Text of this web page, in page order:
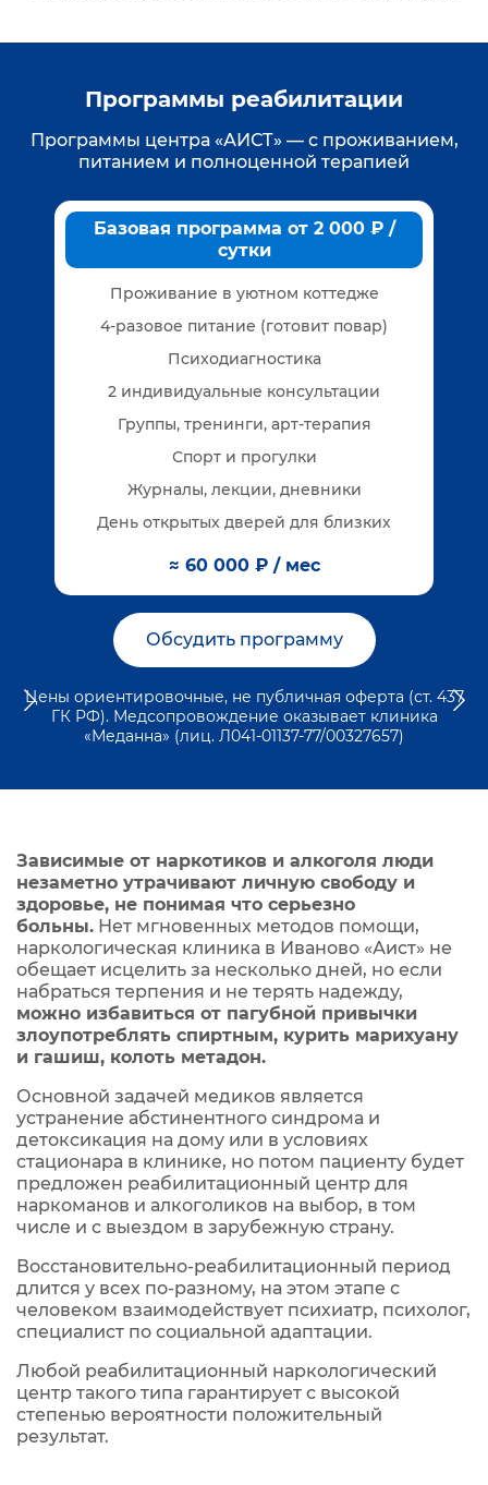
Программы реабилитации
Программы центра «АИСТ» — с проживанием,
питанием и полноценной терапией
Базовая программа от 2 000 ₽ /
сутки
Проживание в уютном коттедже
4-разовое питание (готовит повар)
Психодиагностика
2 индивидуальные консультации
Группы, тренинги, арт-терапия
Спорт и прогулки
Журналы, лекции, дневники
День открытых дверей для близких
≈ 60 000 ₽ / мес
Обсудить программу
Цены ориентировочные, не публичная оферта (ст. 437
ГК РФ). Медсопровождение оказывает клиника
«Меданна» (лиц. Л041-01137-77/00327657)
Зависимые от наркотиков и алкоголя люди
незаметно утрачивают личную свободу и
здоровье, не понимая что серьезно
больны. Нет мгновенных методов помощи,
наркологическая клиника в Иваново «Аист» не
обещает исцелить за несколько дней, но если
набраться терпения и не терять надежду,
можно избавиться от пагубной привычки
злоупотреблять спиртным, курить марихуану
и гашиш, колоть метадон.
Основной задачей медиков является
устранение абстинентного синдрома и
детоксикация на дому или в условиях
стационара в клинике, но потом пациенту будет
предложен реабилитационный центр для
наркоманов и алкоголиков на выбор, в том
числе и с выездом в зарубежную страну.
Восстановительно-реабилитационный период
длится у всех по-разному, на этом этапе с
человеком взаимодействует психиатр, психолог,
специалист по социальной адаптации.
Любой реабилитационный наркологический
центр такого типа гарантирует с высокой
степенью вероятности положительный
результат.